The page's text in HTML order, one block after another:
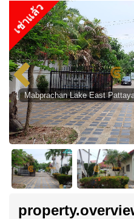
เช่าแล้ว
Mabprachan Lake East